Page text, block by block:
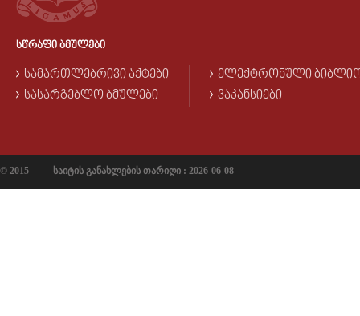
ᲡᲬᲠᲐᲤᲘ ᲑᲛᲣᲚᲔᲑᲘ
ᲡᲐᲛᲐᲠᲗᲚᲔᲑᲠᲘᲕᲘ ᲐᲥᲢᲔᲑᲘ
ᲡᲐᲡᲐᲠᲒᲔᲑᲚᲝ ᲑᲛᲣᲚᲔᲑᲘ
ᲔᲚᲔᲥᲢᲠᲝᲜᲣᲚᲘ
ᲕᲐᲙᲐᲜᲡᲘᲔᲑᲘ
© 2015 საიტის განახლების თარიღი : 2026-06-08